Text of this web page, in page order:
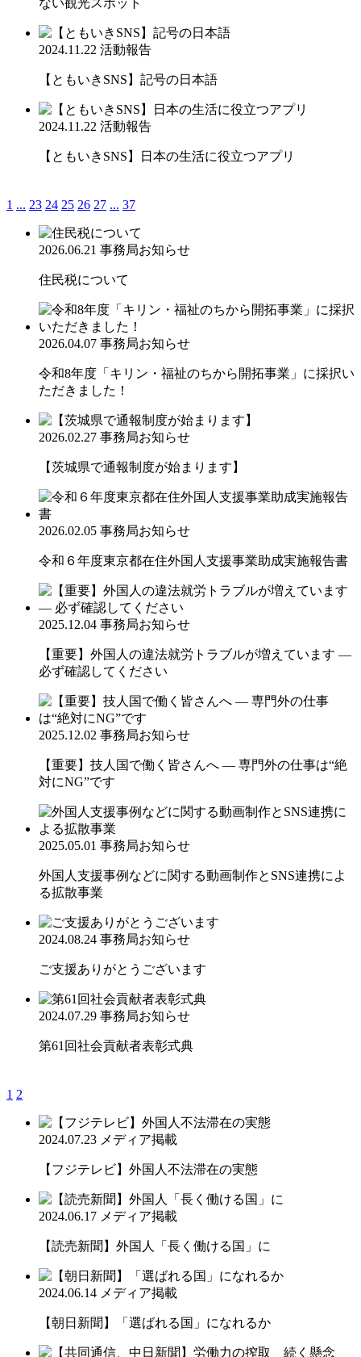
2024.11.22 活動報告
【ともいきSNS】記号の日本語
2024.11.22 活動報告
【ともいきSNS】日本の生活に役立つアプリ
1 ... 23 24 25 26 27 ... 37
2026.06.21 事務局お知らせ
住民税について
2026.04.07 事務局お知らせ
令和8年度「キリン・福祉のちから開拓事業」に採択い
ただきました！
2026.02.27 事務局お知らせ
【茨城県で通報制度が始まります】
2026.02.05 事務局お知らせ
令和６年度東京都在住外国人支援事業助成実施報告書
2025.12.04 事務局お知らせ
【重要】外国人の違法就労トラブルが増えています ―
必ず確認してください
2025.12.02 事務局お知らせ
【重要】技人国で働く皆さんへ ― 専門外の仕事は“絶
対にNG”です
2025.05.01 事務局お知らせ
外国人支援事例などに関する動画制作とSNS連携によ
る拡散事業
2024.08.24 事務局お知らせ
ご支援ありがとうございます
2024.07.29 事務局お知らせ
第61回社会貢献者表彰式典
1 2
2024.07.23 メディア掲載
【フジテレビ】外国人不法滞在の実態
2024.06.17 メディア掲載
【読売新聞】外国人「長く働ける国」に
2024.06.14 メディア掲載
【朝日新聞】「選ばれる国」になれるか